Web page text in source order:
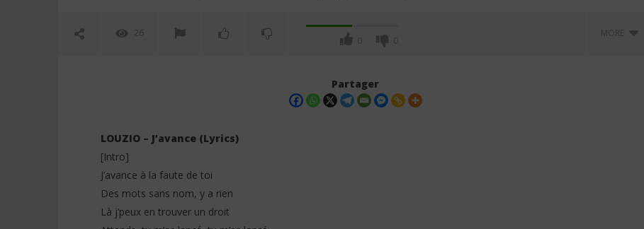
26
0 0
MORE
LOUZIO – J’avance (Lyrics)
Partager
LOUZIO – J’avance (Lyrics)
[Intro]
J’avance à la faute de toi
Des mots sans nom, y a rien
Là j’peux en trouver un droit